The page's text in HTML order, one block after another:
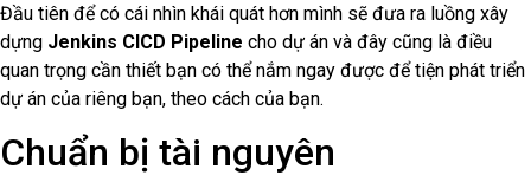
Đầu tiên để có cái nhìn khái quát hơn mình sẽ đưa ra luồng xây
dựng Jenkins CICD Pipeline cho dự án và đây cũng là điều
quan trọng cần thiết bạn có thể nắm ngay được để tiện phát triển
dự án của riêng bạn, theo cách của bạn.
Chuẩn bị tài nguyên